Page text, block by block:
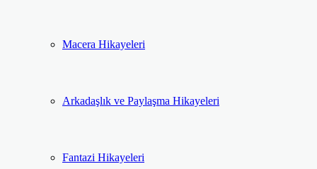
Macera Hikayeleri
Arkadaşlık ve Paylaşma Hikayeleri
Fantazi Hikayeleri